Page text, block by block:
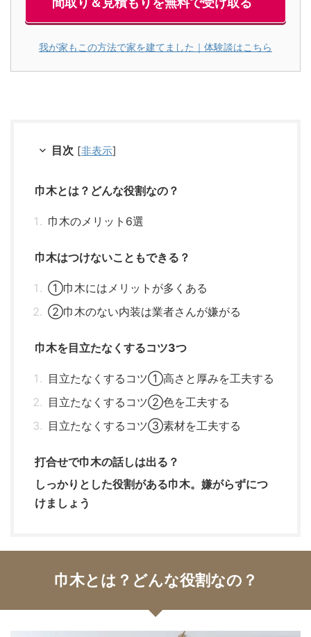
我が家もこの方法で家を建てました｜体験談はこちら
目次 [非表示]
巾木とは？どんな役割なの？
巾木のメリット6選
巾木はつけないこともできる？
①巾木にはメリットが多くある
②巾木のない内装は業者さんが嫌がる
巾木を目立たなくするコツ3つ
目立たなくするコツ①高さと厚みを工夫する
目立たなくするコツ②色を工夫する
目立たなくするコツ③素材を工夫する
打合せで巾木の話しは出る？
しっかりとした役割がある巾木。嫌がらずにつ
けましょう
巾木とは？どんな役割なの？